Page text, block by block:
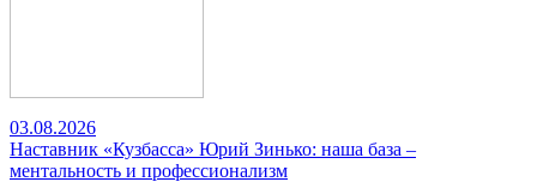
03.08.2026
Наставник «Кузбасса» Юрий Зинько: наша база –
ментальность и профессионализм